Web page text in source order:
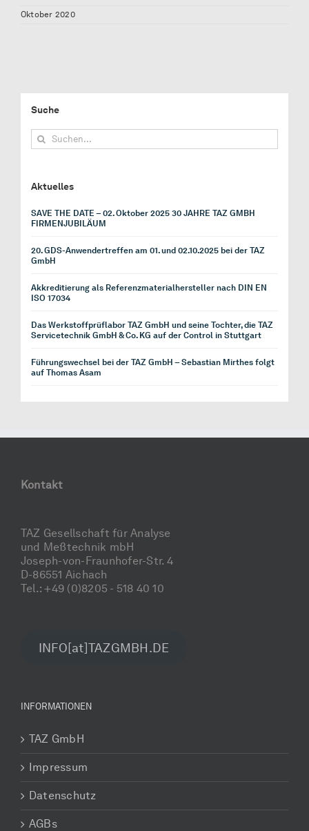
Oktober 2020
Suche
Suche
nach:
Aktuelles
SAVE THE DATE – 02. Oktober 2025 30 JAHRE TAZ GMBH
FIRMENJUBILÄUM
20. GDS-Anwendertreffen am 01. und 02.10.2025 bei der TAZ
GmbH
Akkreditierung als Referenzmaterialhersteller nach DIN EN
ISO 17034
Das Werkstoffprüflabor TAZ GmbH und seine Tochter, die TAZ
Servicetechnik GmbH & Co. KG auf der Control in Stuttgart
Führungswechsel bei der TAZ GmbH – Sebastian Mirthes folgt
auf Thomas Asam
Kontakt
TAZ Gesellschaft für Analyse
und Meßtechnik mbH
Joseph-von-Fraunhofer-Str. 4
D-86551 Aichach
Tel.: +49 (0)8205 - 518 40 10
INFO[at]TAZGMBH.DE
INFORMATIONEN
TAZ GmbH
Impressum
Datenschutz
AGBs